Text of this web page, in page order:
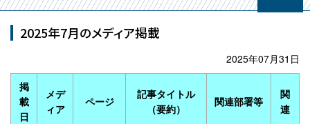
2025年7月のメディア掲載
2025年07月31日
掲
載
日
メデ
ィア
ページ
記事タイトル
（要約）
関連部署等
関
連